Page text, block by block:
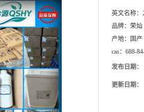
英文名称：
品牌： 荣灿
产地：
国产
cas： 688-
发布日期：
更新日期：